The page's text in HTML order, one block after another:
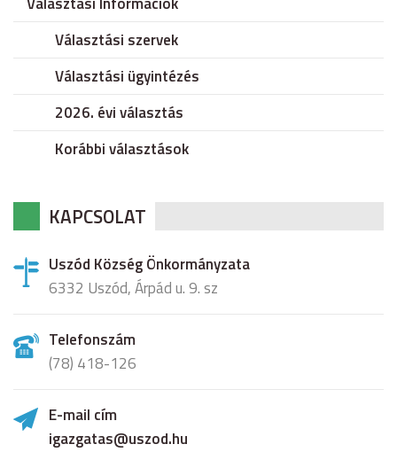
Választási szervek
Választási ügyintézés
2026. évi választás
Korábbi választások
KAPCSOLAT
Uszód Község Önkormányzata
6332 Uszód, Árpád u. 9. sz
Telefonszám
(78) 418-126
E-mail cím
igazgatas@uszod.hu